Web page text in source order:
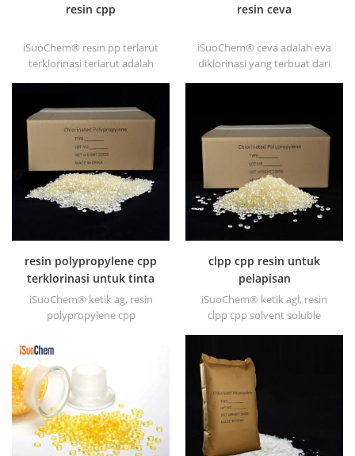
resin cpp
iSuoChem® resin pp terlarut
terklorinasi terlarut adalah
terlarut untuk substrat
poliolefin.
resin ceva
iSuoChem® ceva adalah eva
diklorinasi yang terbuat dari
dll.
resin polypropylene cpp
terklorinasi untuk tinta
cetak
iSuoChem® ketik ag, resin
polypropylene cpp
promotor adhesi
polypropylene terklorinasi
terlarut untuk substrat
poliolefin.
clpp cpp resin untuk
pelapisan
iSuoChem® ketik agl, resin
clpp cpp solvent soluble
adhesi untuk substrat
poliolefin. ini memiliki adhesi
yang sangat baik untuk pp,
pe, EPDM & bahan tpo.